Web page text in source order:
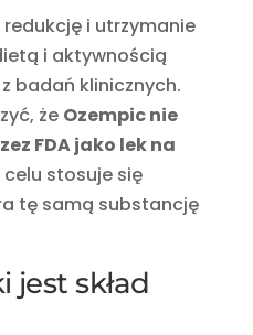
i utrzymanie
i aktywnością
badań klinicznych.
że Ozempic nie
FDA jako lek na
celu stosuje się
tę samą substancję
jest skład